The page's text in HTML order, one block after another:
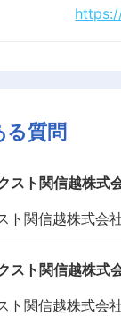
る質問
スト関信越株式
ト関信越株式会
スト関信越株式
ト関信越株式会